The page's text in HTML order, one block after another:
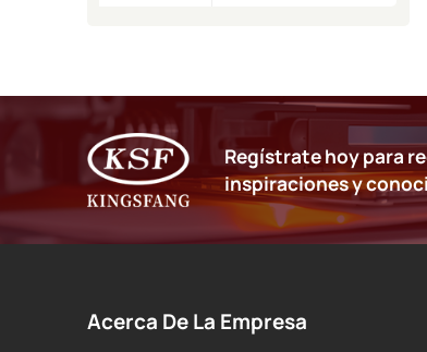
Regístrate hoy para
inspiraciones y
Acerca De La Empresa